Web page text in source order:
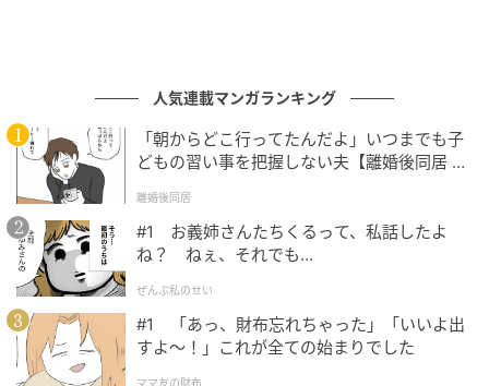
演じている。
そして2022年の『ふたりのウルトラマン』。満島が演
じたのは、ウルトラマンを生んだ沖縄出身の脚本家・
金城哲夫だ。沖縄から本土へ渡り、ヒーローを生み、
二つの故郷の間で揺れた男。沖縄出身の満島が演じる
必然が、そこにあった。自転車で日本を走り出した青
年が、同じ沖縄の英雄を演じる。出発点と役が、静か
に重なる。
記録の向こうにいる誰かを、生きた人間として画面に
人気連載マンガランキング
「朝からどこ行ってたんだよ」いつまでも子
どもの習い事を把握しない夫【離婚後同居 Vo
離婚後同居
#1 お義姉さんたちくるって、私話したよ
ね？ ねぇ、それでも…
ぜんぶ私のせい
#1 「あっ、財布忘れちゃった」「いいよ出
すよ〜！」これが全ての始まりでした
ママ友の財布